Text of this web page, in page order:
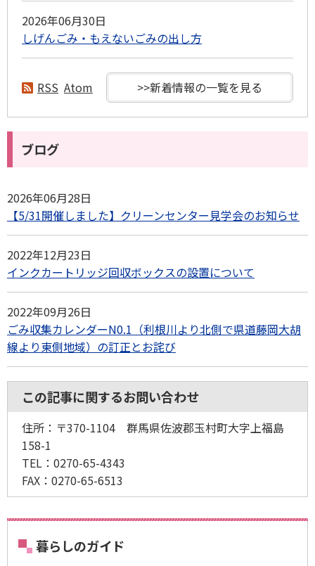
RSS Atom
2026年06月30日
しげんごみ・もえないごみの出し方
>>新着情報の一覧を見る
ブログ
2026年06月28日
【5/31開催しました】クリーンセンター見学会のお知らせ
2022年12月23日
インクカートリッジ回収ボックスの設置について
2022年09月26日
ごみ収集カレンダーN0.1（利根川より北側で県道藤岡大胡
線より東側地域）の訂正とお詫び
この記事に関するお問い合わせ
住所：〒370-1104 群馬県佐波郡玉村町大字上福島
158-1
TEL：0270-65-4343
FAX：0270-65-6513
暮らしのガイド